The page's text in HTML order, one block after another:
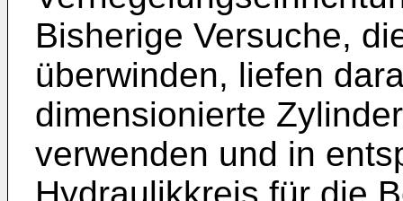
Bisherige Versuche,
überwinden, liefen
dimensionierte
verwenden und in